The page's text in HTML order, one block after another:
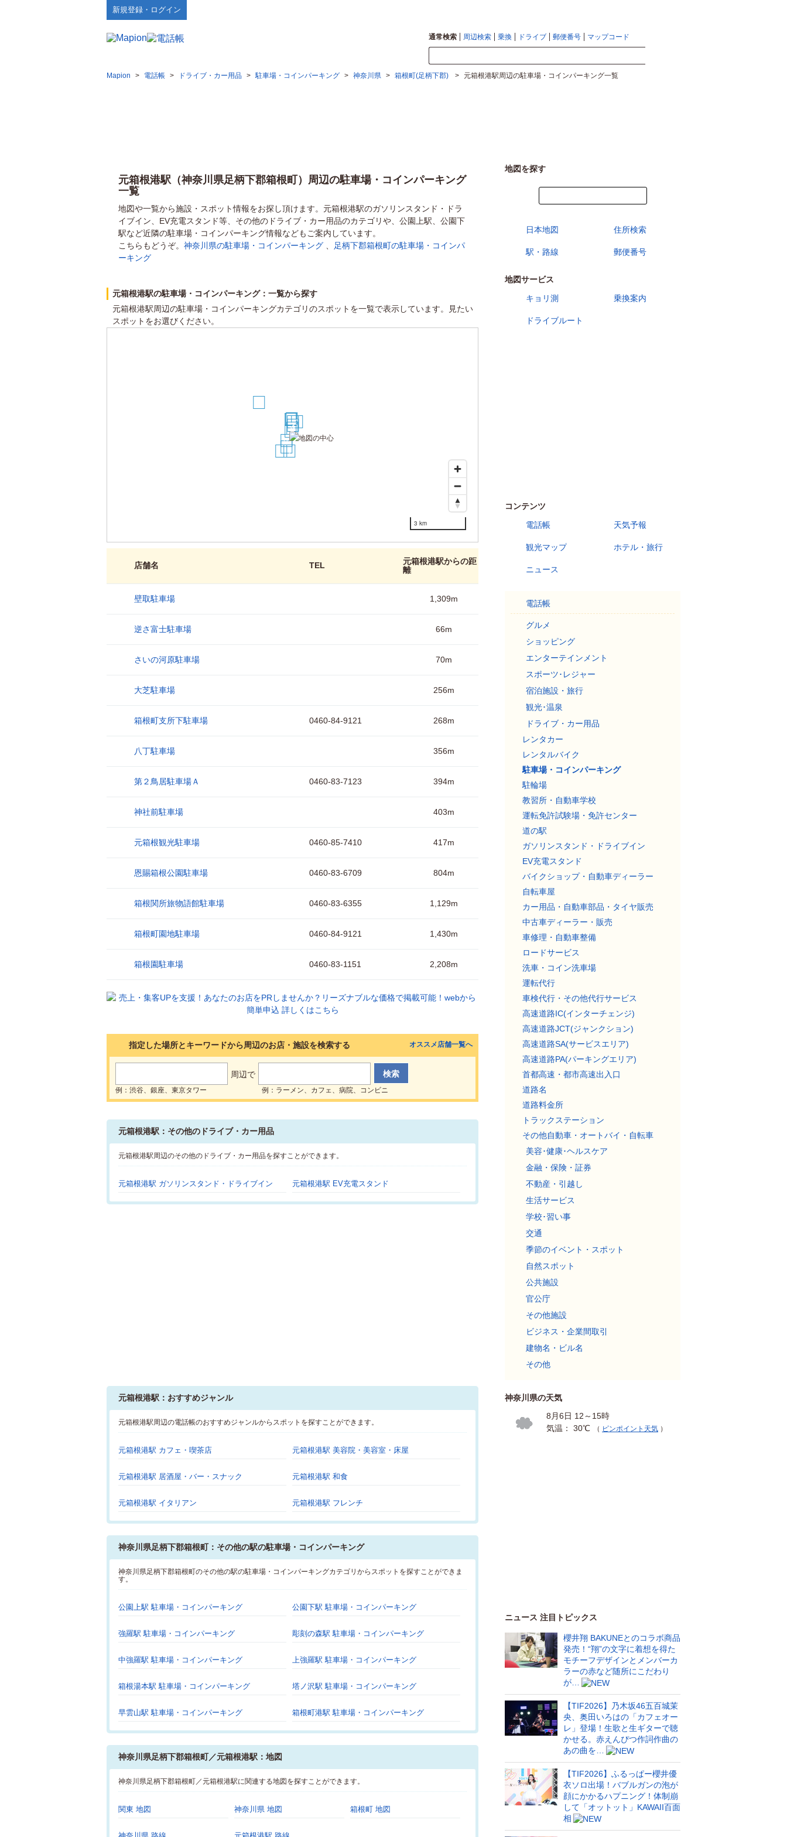
新規登録・ログイン
通常検索 周辺検索 乗換 ドライブ 郵便番号 マップコード
Mapion > 電話帳 > ドライブ・カー用品 > 駐車場・コインパーキング > 神奈川県 > 箱根町(足柄下郡) > 元箱根港駅周辺の駐車場・コインパーキング一覧
元箱根港駅（神奈川県足柄下郡箱根町）周辺の駐車場・コインパーキング
一覧
地図や一覧から施設・スポット情報をお探し頂けます。元箱根港駅のガソリンスタンド・ドラ
イブイン、EV充電スタンド等、その他のドライブ・カー用品のカテゴリや、公園上駅、公園下
駅など近隣の駐車場・コインパーキング情報などもご案内しています。
こちらもどうぞ。 神奈川県の駐車場・コインパーキング
足柄下郡箱根町の駐車場・コインパ
ーキング
元箱根港駅の駐車場・コインパーキング：一覧から探す
元箱根港駅周辺の駐車場・コインパーキングカテゴリのスポットを一覧で表示しています。見たい
スポットをお選びください。
1
2
3
4
5
6
7
89
10
11
12
3 km
店舗名 TEL
元箱根港駅からの距
離
壁取駐車場 1,309m
逆さ富士駐車場 66m
さいの河原駐車場 70m
大芝駐車場 256m
箱根町支所下駐車場 0460-84-9121 268m
八丁駐車場 356m
第２鳥居駐車場Ａ 0460-83-7123 394m
神社前駐車場 403m
元箱根観光駐車場 0460-85-7410 417m
恩賜箱根公園駐車場 0460-83-6709 804m
箱根関所旅物語館駐車場 0460-83-6355 1,129m
箱根町園地駐車場 0460-84-9121 1,430m
箱根園駐車場 0460-83-1151 2,208m
指定した場所とキーワードから周辺のお店・施設を検索する
周辺で
例：渋谷、銀座、東京タワー 例：ラーメン、カフェ、病院、コンビニ
オススメ店舗一覧へ
元箱根港駅：その他のドライブ・カー用品
元箱根港駅周辺のその他のドライブ・カー用品を探すことができます。
元箱根港駅 ガソリンスタンド・ドライブイン 元箱根港駅 EV充電スタンド
元箱根港駅：おすすめジャンル
元箱根港駅周辺の電話帳のおすすめジャンルからスポットを探すことができます。
元箱根港駅 カフェ・喫茶店 元箱根港駅 美容院・美容室・床屋
元箱根港駅 居酒屋・バー・スナック 元箱根港駅 和食
元箱根港駅 イタリアン 元箱根港駅 フレンチ
神奈川県足柄下郡箱根町：その他の駅の駐車場・コインパーキング
神奈川県足柄下郡箱根町のその他の駅の駐車場・コインパーキングカテゴリからスポットを探すことができま
す。
公園上駅 駐車場・コインパーキング 公園下駅 駐車場・コインパーキング
強羅駅 駐車場・コインパーキング 彫刻の森駅 駐車場・コインパーキング
中強羅駅 駐車場・コインパーキング 上強羅駅 駐車場・コインパーキング
箱根湯本駅 駐車場・コインパーキング 塔ノ沢駅 駐車場・コインパーキング
早雲山駅 駐車場・コインパーキング 箱根町港駅 駐車場・コインパーキング
神奈川県足柄下郡箱根町／元箱根港駅：地図
神奈川県足柄下郡箱根町／元箱根港駅に関連する地図を探すことができます。
関東 地図 神奈川県 地図 箱根町 地図
地図を探す
日本地図 住所検索
駅・路線 郵便番号
地図サービス
キョリ測
乗換案内
ドライブルート
コンテンツ
電話帳
天気予報
観光マップ ホテル・旅行
ニュース
電話帳
グルメ
ショッピング
エンターテインメント
スポーツ･レジャー
宿泊施設・旅行
観光･温泉
ドライブ・カー用品
レンタカー
レンタルバイク
駐車場・コインパーキング
駐輪場
教習所・自動車学校
運転免許試験場・免許センター
道の駅
ガソリンスタンド・ドライブイン
EV充電スタンド
バイクショップ・自動車ディーラー
自転車屋
カー用品・自動車部品・タイヤ販売
中古車ディーラー・販売
車修理・自動車整備
ロードサービス
洗車・コイン洗車場
運転代行
車検代行・その他代行サービス
高速道路IC(インターチェンジ)
高速道路JCT(ジャンクション)
高速道路SA(サービスエリア)
高速道路PA(パーキングエリア)
首都高速・都市高速出入口
道路名
道路料金所
トラックステーション
その他自動車・オートバイ・自転車
美容･健康･ヘルスケア
金融・保険・証券
不動産・引越し
生活サービス
学校･習い事
交通
季節のイベント・スポット
自然スポット
公共施設
官公庁
その他施設
ビジネス・企業間取引
建物名・ビル名
その他
神奈川県の天気
8月6日 12～15時
気温： 30℃
（ ピンポイント天気 ）
ニュース 注目トピックス
櫻井翔 BAKUNEとのコラボ商品
発売！“翔”の文字に着想を得た
モチーフデザインとメンバーカ
ラーの赤など随所にこだわり
が…
【TIF2026】乃木坂46五百城茉
央、奥田いろはの「カフェオー
レ」登場！生歌と生ギターで聴
かせる。赤えんぴつ作詞作曲の
あの曲を…
【TIF2026】ふるっぱー櫻井優
衣ソロ出場！バブルガンの泡が
顔にかかるハプニング！体制崩
して「オットット」KAWAII百面
相